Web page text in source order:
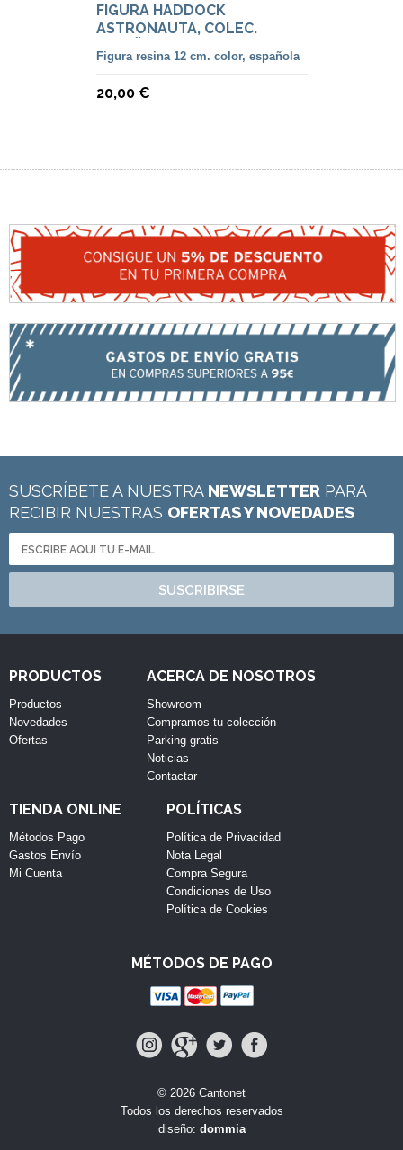
FIGURA HADDOCK
ASTRONAUTA, COLEC.
Figura resina 12 cm. color, española
20,00 €
SUSCRÍBETE A NUESTRA NEWSLETTER PARA
RECIBIR NUESTRAS OFERTAS Y NOVEDADES
SUSCRIBIRSE
PRODUCTOS
Productos
Novedades
Ofertas
ACERCA DE NOSOTROS
Showroom
Compramos tu colección
Parking gratis
Noticias
Contactar
TIENDA ONLINE
Métodos Pago
Gastos Envío
Mi Cuenta
POLÍTICAS
Política de Privacidad
Nota Legal
Compra Segura
Condiciones de Uso
Política de Cookies
MÉTODOS DE PAGO
© 2026 Cantonet
Todos los derechos reservados
diseño: dommia